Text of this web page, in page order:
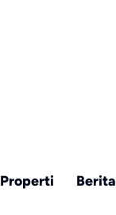
Properti Berita